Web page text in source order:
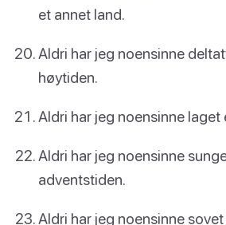
et annet land.
Aldri har jeg noensinne
høytiden.
Aldri har jeg noensinne laget
Aldri har jeg noensinne
adventstiden.
Aldri har jeg noensinne